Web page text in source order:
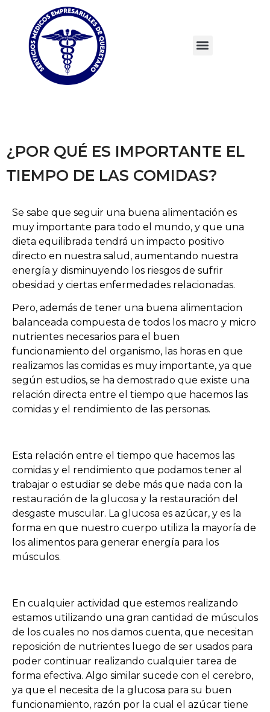
¿POR QUÉ ES IMPORTANTE EL
TIEMPO DE LAS COMIDAS?
Se sabe que seguir una buena alimentación es
muy importante para todo el mundo, y que una
dieta equilibrada tendrá un impacto positivo
directo en nuestra salud, aumentando nuestra
energía y disminuyendo los riesgos de sufrir
obesidad y ciertas enfermedades relacionadas.
Pero, además de tener una buena alimentacion
balanceada compuesta de todos los macro y micro
nutrientes necesarios para el buen
funcionamiento del organismo, las horas en que
realizamos las comidas es muy importante, ya que
según estudios, se ha demostrado que existe una
relación directa entre el tiempo que hacemos las
comidas y el rendimiento de las personas.
Esta relación entre el tiempo que hacemos las
comidas y el rendimiento que podamos tener al
trabajar o estudiar se debe más que nada con la
restauración de la glucosa y la restauración del
desgaste muscular. La glucosa es azúcar, y es la
forma en que nuestro cuerpo utiliza la mayoría de
los alimentos para generar energía para los
músculos.
En cualquier actividad que estemos realizando
estamos utilizando una gran cantidad de músculos
de los cuales no nos damos cuenta, que necesitan
reposición de nutrientes luego de ser usados para
poder continuar realizando cualquier tarea de
forma efectiva. Algo similar sucede con el cerebro,
ya que el necesita de la glucosa para su buen
funcionamiento, razón por la cual el azúcar tiene